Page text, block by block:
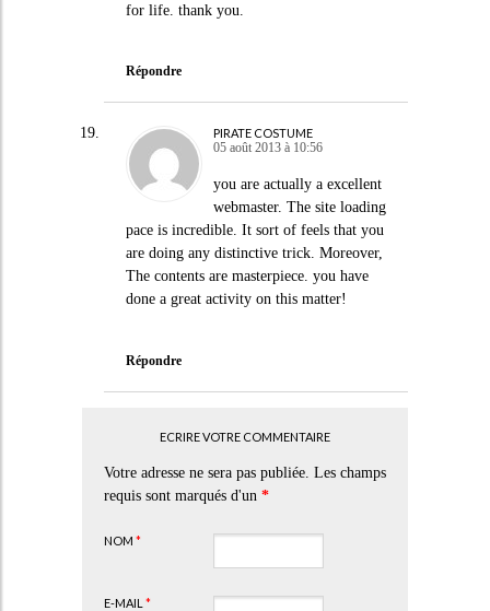
for life. thank you.
Répondre
PIRATE COSTUME
05 août 2013 à 10:56
you are actually a excellent
webmaster. The site loading
pace is incredible. It sort of feels that you
are doing any distinctive trick. Moreover,
The contents are masterpiece. you have
done a great activity on this matter!
Répondre
ECRIRE VOTRE COMMENTAIRE
Votre adresse ne sera pas publiée. Les champs
requis sont marqués d'un *
NOM *
E-MAIL *